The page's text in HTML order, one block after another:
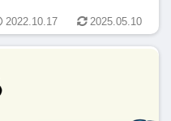
2022.10.17 2025.05.10